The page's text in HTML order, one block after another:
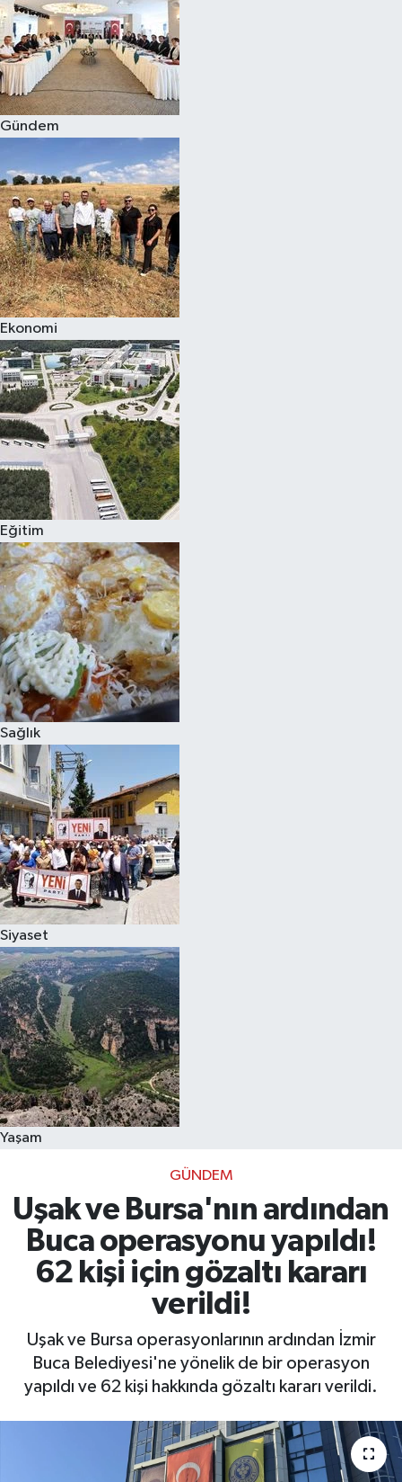
Gündem
Ekonomi
Eğitim
Sağlık
Siyaset
Yaşam
GÜNDEM
Uşak ve Bursa'nın ardından
Buca operasyonu yapıldı!
62 kişi için gözaltı kararı
verildi!
Uşak ve Bursa operasyonlarının ardından İzmir
Buca Belediyesi'ne yönelik de bir operasyon
yapıldı ve 62 kişi hakkında gözaltı kararı verildi.